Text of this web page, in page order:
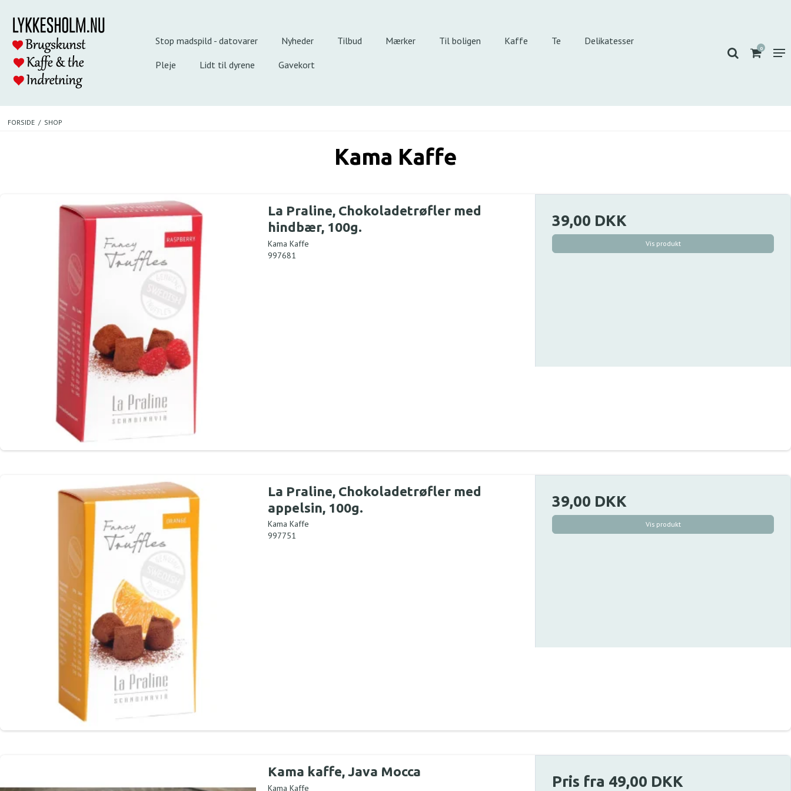
Stop madspild - datovarer Nyheder Tilbud Mærker Til boligen Kaffe Te Delikatesser
Pleje Lidt til dyrene Gavekort
0
FORSIDE / SHOP
Kama Kaffe
La Praline, Chokoladetrøfler med
hindbær, 100g.
Kama Kaffe
997681
39,00 DKK
Vis produkt
La Praline, Chokoladetrøfler med
appelsin, 100g.
Kama Kaffe
997751
39,00 DKK
Vis produkt
Kama kaffe, Java Mocca
Kama Kaffe
Pris fra 49,00 DKK